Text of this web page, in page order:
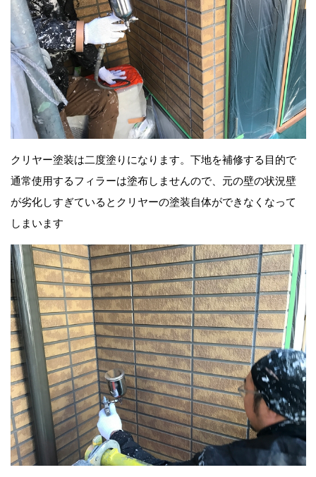
クリヤー塗装は二度塗りになります。下地を補修する目的で
通常使用するフィラーは塗布しませんので、元の壁の状況壁
が劣化しすぎているとクリヤーの塗装自体ができなくなって
しまいます